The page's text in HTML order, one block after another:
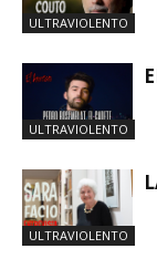
ULTRAVIOLENTO
ULTRAVIOLENTO
ULTRAVIOLENTO